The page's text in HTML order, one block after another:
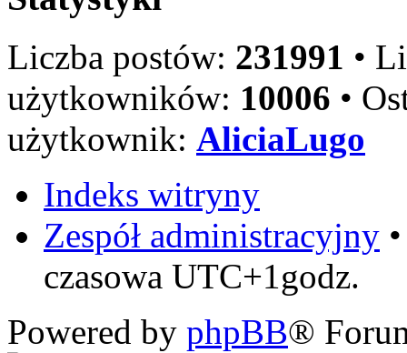
Liczba postów: 231991 •
użytkowników: 10006 •
użytkownik: AliciaLugo
Indeks witryny
Zespół administracyjny
czasowa UTC+1godz.
Powered by phpBB®